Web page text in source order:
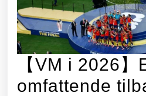
【VM i 2026】
omfattende